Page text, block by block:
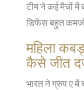
टीम ने कई मैचों में
डिफेंस बहुत
महिला
कैसे जीत
भारत ने ग्रुप ए में